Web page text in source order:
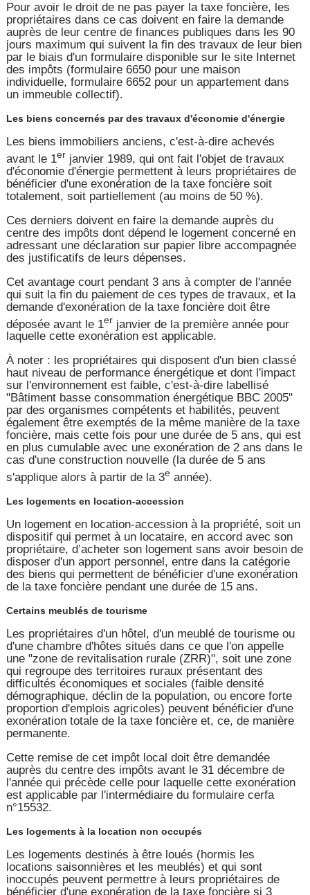
Pour avoir le droit de ne pas payer la taxe foncière, les
propriétaires dans ce cas doivent en faire la demande
auprès de leur centre de finances publiques dans les 90
jours maximum qui suivent la fin des travaux de leur bien
par le biais d'un formulaire disponible sur le site Internet
des impôts (formulaire 6650 pour une maison
individuelle, formulaire 6652 pour un appartement dans
un immeuble collectif).
Les biens concernés par des travaux d'économie d'énergie
Les biens immobiliers anciens, c'est-à-dire achevés
avant le 1er janvier 1989, qui ont fait l'objet de travaux
d'économie d'énergie permettent à leurs propriétaires de
bénéficier d'une exonération de la taxe foncière soit
totalement, soit partiellement (au moins de 50 %).
Ces derniers doivent en faire la demande auprès du
centre des impôts dont dépend le logement concerné en
adressant une déclaration sur papier libre accompagnée
des justificatifs de leurs dépenses.
Cet avantage court pendant 3 ans à compter de l'année
qui suit la fin du paiement de ces types de travaux, et la
demande d'exonération de la taxe foncière doit être
déposée avant le 1er janvier de la première année pour
laquelle cette exonération est applicable.
À noter : les propriétaires qui disposent d'un bien classé
haut niveau de performance énergétique et dont l'impact
sur l'environnement est faible, c'est-à-dire labellisé
"Bâtiment basse consommation énergétique BBC 2005"
par des organismes compétents et habilités, peuvent
également être exemptés de la même manière de la taxe
foncière, mais cette fois pour une durée de 5 ans, qui est
en plus cumulable avec une exonération de 2 ans dans le
cas d'une construction nouvelle (la durée de 5 ans
s'applique alors à partir de la 3eannée).
Les logements en location-accession
Un logement en location-accession à la propriété, soit un
dispositif qui permet à un locataire, en accord avec son
propriétaire, d’acheter son logement sans avoir besoin de
disposer d'un apport personnel, entre dans la catégorie
des biens qui permettent de bénéficier d'une exonération
de la taxe foncière pendant une durée de 15 ans.
Certains meublés de tourisme
Les propriétaires d'un hôtel, d'un meublé de tourisme ou
d'une chambre d'hôtes situés dans ce que l'on appelle
une "zone de revitalisation rurale (ZRR)", soit une zone
qui regroupe des territoires ruraux présentant des
difficultés économiques et sociales (faible densité
démographique, déclin de la population, ou encore forte
proportion d'emplois agricoles) peuvent bénéficier d'une
exonération totale de la taxe foncière et, ce, de manière
permanente.
Cette remise de cet impôt local doit être demandée
auprès du centre des impôts avant le 31 décembre de
l'année qui précède celle pour laquelle cette exonération
est applicable par l'intermédiaire du formulaire cerfa
n°15532.
Les logements à la location non occupés
Les logements destinés à être loués (hormis les
locations saisonnières et les meublés) et qui sont
inoccupés peuvent permettre à leurs propriétaires de
bénéficier d'une exonération de la taxe foncière si 3